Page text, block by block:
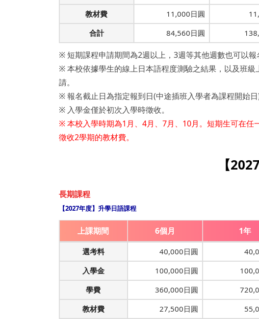
教材費
11,000日圓
合計
84,560日圓
※ 短期課程申請期間為2週以上，3週等其他週數也可以報
※ 本校依據學生的線上日本語程度測驗之結果，以及班
請。
※ 報名截止日為指定報到日(中途插班入學者為課程開始日)
※ 入學金僅於初次入學時徵收。
※ 本校入學時期為1月、4月、7月、10月。短期生可在
徵收2學期的教材費。
【
長期課程
【2027年度】升學日語課程
上課期間 6個月 1年
選考料 40,000日圓
入學金
100,000日圓
學費
360,000日圓
教材費
27,500日圓